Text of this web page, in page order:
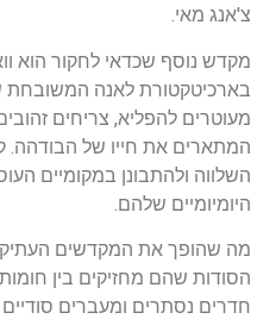
צ'אנג מאי.
מקדש נוסף שכדאי לחקור הוא
בארכיטקטורת לאנה המשובחת
מעוטרים להפליא, צריחים
המתארים את חייו של הבודהה.
השלווה ולהתבונן במקומיים
היומיומיים שלהם.
מה שהופך את המקדשים
הסודות שהם מחזיקים בין
חדרים נסתרים ומעברים